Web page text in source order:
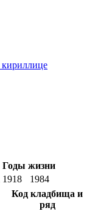
кириллице
Годы жизни
1918
1984
Код кладбища и
ряд